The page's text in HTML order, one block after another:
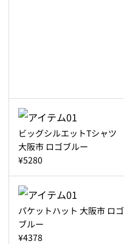
ビッグシルエットTシャツ
大阪市 ロゴブルー
¥5280
パケットハット 大阪市 ロゴ
ブルー
¥4378